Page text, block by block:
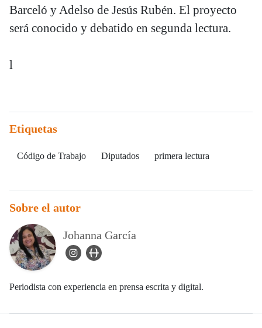
Barceló y Adelso de Jesús Rubén. El proyecto
será conocido y debatido en segunda lectura.
l
Etiquetas
Código de Trabajo Diputados primera lectura
Sobre el autor
Johanna García
instagram Icon
user_url Icon
Periodista con experiencia en prensa escrita y digital.